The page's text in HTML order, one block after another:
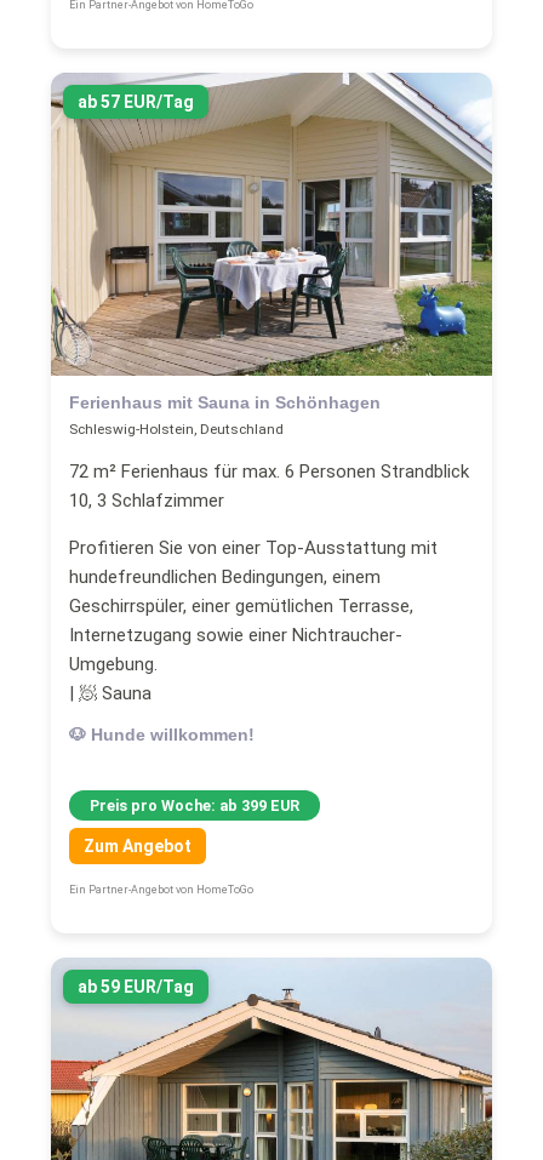
Ein Partner-Angebot von HomeToGo
ab 57 EUR/Tag
Ferienhaus mit Sauna in Schönhagen
Schleswig-Holstein, Deutschland
72 m² Ferienhaus für max. 6 Personen Strandblick
10, 3 Schlafzimmer
Profitieren Sie von einer Top-Ausstattung mit
hundefreundlichen Bedingungen, einem
Geschirrspüler, einer gemütlichen Terrasse,
Internetzugang sowie einer Nichtraucher-
Umgebung.
| 🧖 Sauna
🐶 Hunde willkommen!
Preis pro Woche: ab 399 EUR
Zum Angebot
Ein Partner-Angebot von HomeToGo
ab 59 EUR/Tag